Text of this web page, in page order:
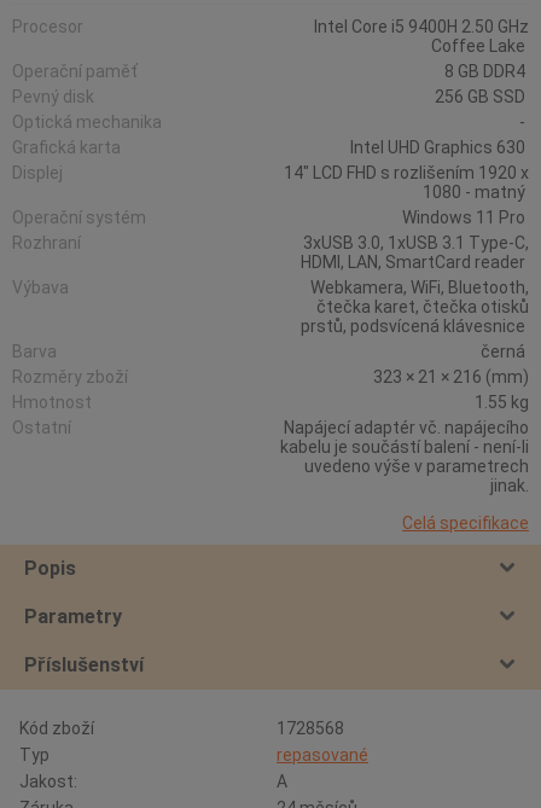
Procesor
Intel Core i5 9400H 2.50 GHz
Coffee Lake
Operační paměť
8 GB DDR4
Pevný disk
256 GB SSD
Optická mechanika
-
Grafická karta
Intel UHD Graphics 630
Displej
14" LCD FHD s rozlišením 1920 x
1080 - matný
Operační systém
Windows 11 Pro
Rozhraní
3xUSB 3.0, 1xUSB 3.1 Type-C,
HDMI, LAN, SmartCard reader
Výbava
Webkamera, WiFi, Bluetooth,
čtečka karet, čtečka otisků
prstů, podsvícená klávesnice
Barva
černá
Rozměry zboží
323 × 21 × 216 (mm)
Hmotnost
1.55 kg
Ostatní
Napájecí adaptér vč. napájecího
kabelu je součástí balení - není-li
uvedeno výše v parametrech
jinak.
Celá specifikace
Popis
Parametry
Příslušenství
Kód zboží
1728568
Typ
repasované
Jakost:
A